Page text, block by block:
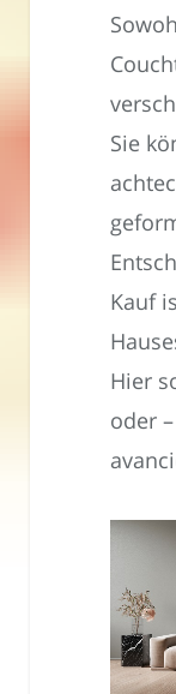
Sie
Kauf
Hier
oder